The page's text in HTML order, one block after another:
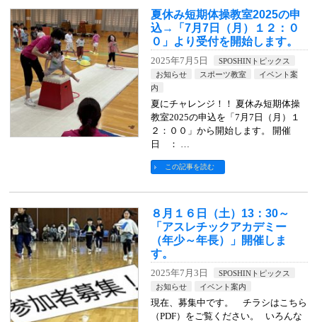
夏休み短期体操教室2025の申
込→「7月7日（月）１２：０
０」より受付を開始します。
2025年7月5日
SPOSHINトピックス
お知らせ
スポーツ教室
イベント案
内
夏にチャレンジ！！ 夏休み短期体操
教室2025の申込を「7月7日（月）１
２：００」から開始します。 開催
日 ： …
この記事を読む
８月１６日（土）13：30～
「アスレチックアカデミー
（年少～年長）」開催しま
す。
2025年7月3日
SPOSHINトピックス
お知らせ
イベント案内
現在、募集中です。 チラシはこちら
（PDF）をご覧ください。 いろんな